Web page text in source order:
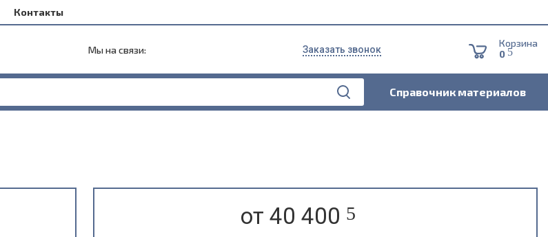
Контакты
Мы на связи: Заказать звонок
Корзина
0 5
Справочник материалов
от 40 400 5